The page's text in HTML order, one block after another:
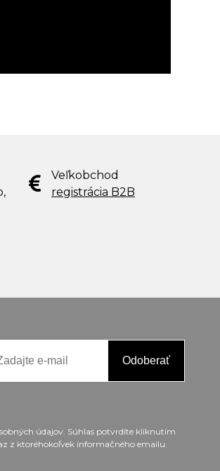
Veľkobchod
registrácia B2B
Odoberať
údajov. Súhlas potvrdíte kliknutím
z ktoréhokoľvek informačného emailu.